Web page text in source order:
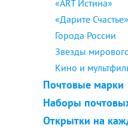
«ART Истина»
«Дарите Счастье»
Города России
Звезды
Кино и
Почтовые марки
Наборы
Открытки на